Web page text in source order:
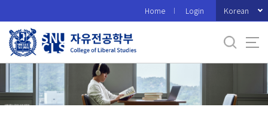
로
메
Home Login Korean